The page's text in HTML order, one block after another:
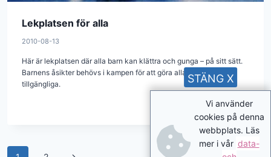
Lekplatsen för alla
2010-08-13
Här är lekplatsen där alla barn kan klättra och gunga – på sitt sätt.
Barnens åsikter behövs i kampen för att göra alla lekplatser
tillgängliga.
Vi använder
cookies på denna
webbplats. Läs
mer i vår data-
STÄNG X